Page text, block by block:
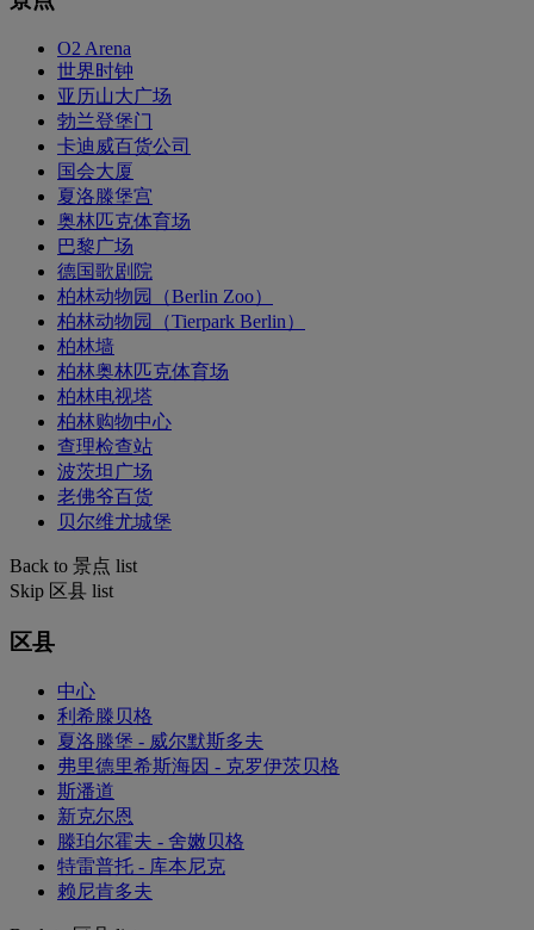
O2 Arena
世界时钟
亚历山大广场
勃兰登堡门
卡迪威百货公司
国会大厦
夏洛滕堡宫
奥林匹克体育场
巴黎广场
德国歌剧院
柏林动物园（Berlin Zoo）
柏林动物园（Tierpark Berlin）
柏林墙
柏林奥林匹克体育场
柏林电视塔
柏林购物中心
查理检查站
波茨坦广场
老佛爷百货
贝尔维尤城堡
Back to 景点 list
Skip 区县 list
区县
中心
利希滕贝格
夏洛滕堡 - 威尔默斯多夫
弗里德里希斯海因 - 克罗伊茨贝格
斯潘道
新克尔恩
滕珀尔霍夫 - 舍嫩贝格
特雷普托 - 库本尼克
赖尼肯多夫